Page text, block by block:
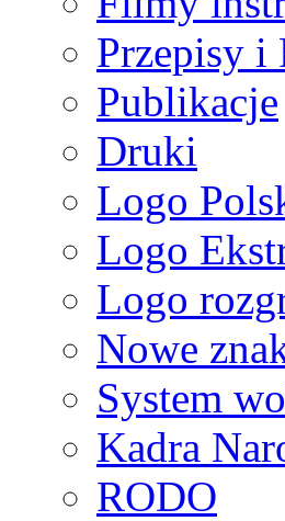
Przepisy i
Publikacje
Druki
Logo
Logo
Logo
Nowe
System
Kadra
RODO